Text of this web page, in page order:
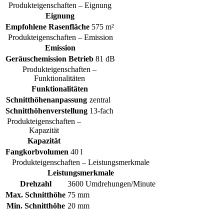
Produkteigenschaften – Eignung
Eignung
Empfohlene Rasenfläche 575 m²
Produkteigenschaften – Emission
Emission
Geräuschemission Betrieb 81 dB
Produkteigenschaften –
Funktionalitäten
Funktionalitäten
Schnitthöhenanpassung zentral
Schnitthöhenverstellung 13-fach
Produkteigenschaften –
Kapazität
Kapazität
Fangkorbvolumen 40 l
Produkteigenschaften – Leistungsmerkmale
Leistungsmerkmale
Drehzahl
3600 Umdrehungen/Minute
Max. Schnitthöhe 75 mm
Min. Schnitthöhe 20 mm